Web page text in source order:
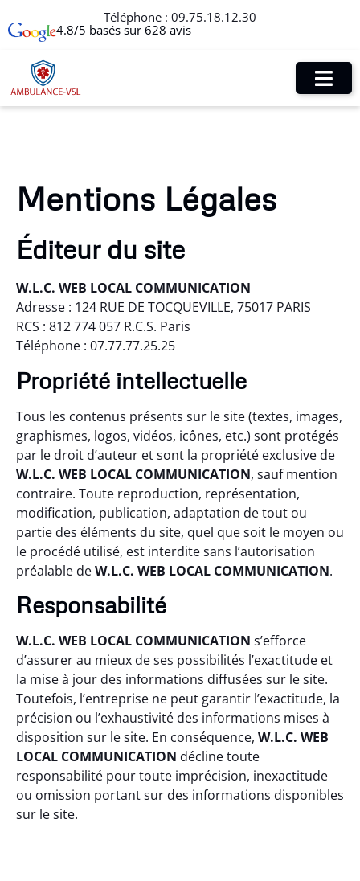
Téléphone : 09.75.18.12.30
4.8/5 basés sur 628 avis
Mentions Légales
Éditeur du site
W.L.C. WEB LOCAL COMMUNICATION
Adresse : 124 RUE DE TOCQUEVILLE, 75017 PARIS
RCS : 812 774 057 R.C.S. Paris
Téléphone : 07.77.77.25.25
Propriété intellectuelle
Tous les contenus présents sur le site (textes, images,
graphismes, logos, vidéos, icônes, etc.) sont protégés
par le droit d’auteur et sont la propriété exclusive de
W.L.C. WEB LOCAL COMMUNICATION, sauf mention
contraire. Toute reproduction, représentation,
modification, publication, adaptation de tout ou
partie des éléments du site, quel que soit le moyen ou
le procédé utilisé, est interdite sans l’autorisation
préalable deW.L.C. WEB LOCAL COMMUNICATION.
Responsabilité
W.L.C. WEB LOCAL COMMUNICATION s’efforce
d’assurer au mieux de ses possibilités l’exactitude et
la mise à jour des informations diffusées sur le site.
Toutefois, l’entreprise ne peut garantir l’exactitude, la
précision ou l’exhaustivité des informations mises à
disposition sur le site. En conséquence, W.L.C. WEB
LOCAL COMMUNICATION décline toute
responsabilité pour toute imprécision, inexactitude
ou omission portant sur des informations disponibles
sur le site.